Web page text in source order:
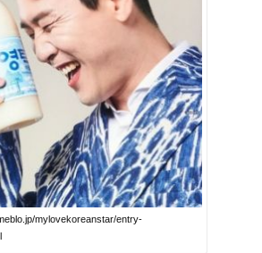
mylovekoreanstar/entry-